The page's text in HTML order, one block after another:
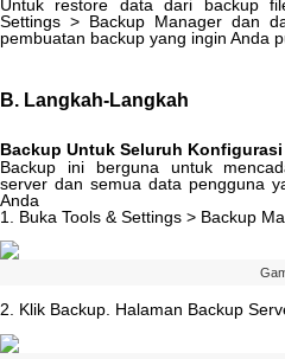
Untuk
restore data dari backup
Settings > Backup Manager dan
pembuatan backup yang ingin Anda
B. Langkah-Langkah
Backup Untuk Seluruh Konfigurasi
Backup
ini berguna untuk
server dan semua data pengguna
Anda
1
Buka Tools & Settings > Backup
2 Klik Backup Halaman Backup